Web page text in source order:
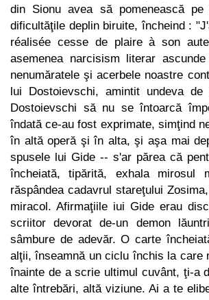
din Sionu avea să pomenească
dificultăţile deplin biruite, încheind :
réalisée cesse de plaire à son
asemenea narcisism literar
nenumăratele şi acerbele noastre
lui Dostoievschi, amintit undeva
Dostoievschi să nu se întoarcă
îndată ce-au fost exprimate, simţind
în altă operă şi în alta, şi aşa mai
spusele lui Gide -- s'ar părea că
încheiată, tipărită, exhala
răspândea cadavrul stareţului
miracol. Afirmaţiile iui Gide erau
scrii­tor devorat de-un demon
sâmbure de ade­văr. O carte
alţii, înseamnă un ciclu închis la
înainte de a scrie ulti­mul cuvânt, ţi-a
alte întrebări, altă viziune. Ai a te